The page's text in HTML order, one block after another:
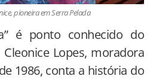
pioneira em Serra Pelada
é ponto conhecido do
Lopes, moradora
1986, conta a história do